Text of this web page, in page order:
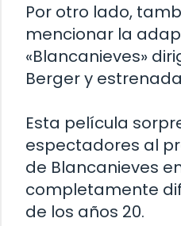
Por otro lado,
mencionar la
«Blancanieves»
Berger y estrenada
Esta película
espectadores al
de Blancanieves
completamente
de los años 20.